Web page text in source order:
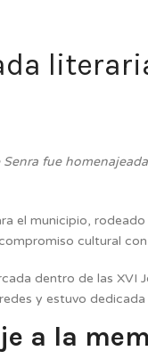
Senra fue
el municipio,
cultural
dentro de las XVI
y estuvo
a la